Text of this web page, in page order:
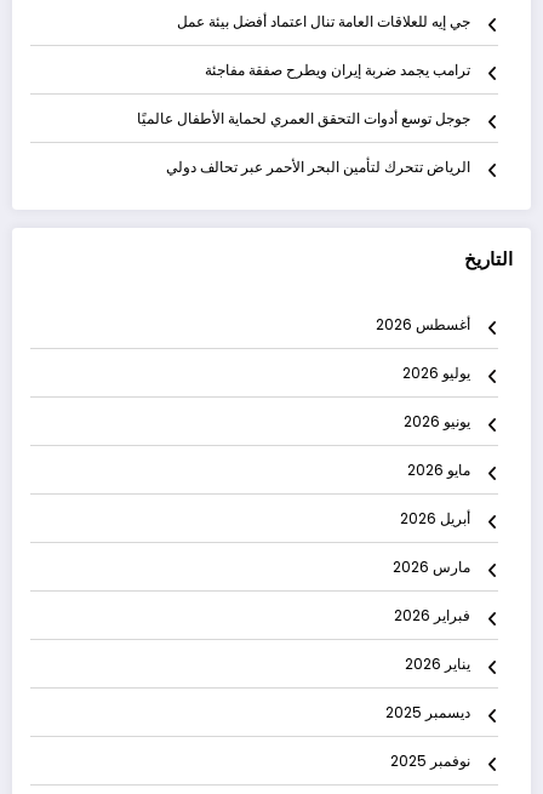
جي إيه للعلاقات العامة تنال اعتماد أفضل بيئة عمل
ترامب يجمد ضربة إيران ويطرح صفقة مفاجئة
جوجل توسع أدوات التحقق العمري لحماية الأطفال عالميًا
الرياض تتحرك لتأمين البحر الأحمر عبر تحالف دولي
التاريخ
أغسطس 2026
يوليو 2026
يونيو 2026
مايو 2026
أبريل 2026
مارس 2026
فبراير 2026
يناير 2026
ديسمبر 2025
نوفمبر 2025